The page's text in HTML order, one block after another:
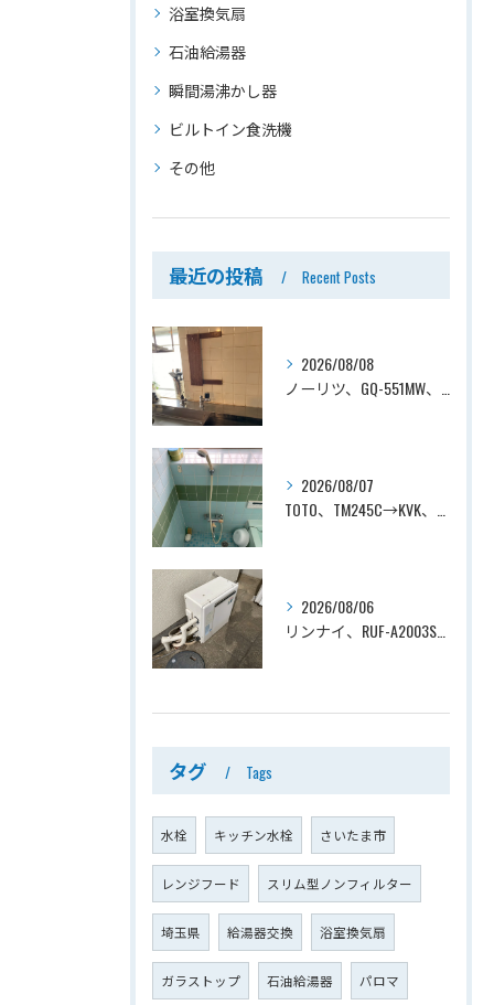
浴室換気扇
石油給湯器
瞬間湯沸かし器
ビルトイン食洗機
その他
最近の投稿 Recent Posts
2026/08/08
ノーリツ、GQ-551MW、5号、元止式、屋内壁掛、防熱カバー付き、瞬間湯沸かし器（小型湯沸器）設置工事ー埼玉県川口市道合
2026/08/07
TOTO、TM245C→KVK、KF800T、壁付タイプ、サーモスタット付シャワーバス水栓、浴室用水栓交換工事ー埼玉県上尾市平塚
2026/08/06
リンナイ、RUF-A2003SAG(A)→ノーリツ、GT-C2072SAR-1 BL、20号、エコジョーズ、オート、屋外据置型、給湯器交換工事ー埼玉県上尾市平塚
タグ Tags
水栓 キッチン水栓 さいたま市
レンジフード スリム型ノンフィルター
埼玉県 給湯器交換 浴室換気扇
ガラストップ 石油給湯器 パロマ